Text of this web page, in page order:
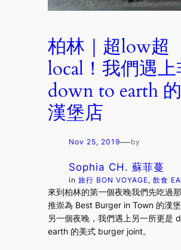
柏林｜超low超
local！我們遇上
down to earth
漢堡店
Nov 25, 2019—by
Sophia CH. 蘇菲蔓
in旅行 BON VOYAGE, 飲食
來到柏林的第一個夜晚我們先吃過
推崇為 Best Burger in Town 的漢
另一個夜晚，我們遇上另一所更是
earth 的美式 burger joint。